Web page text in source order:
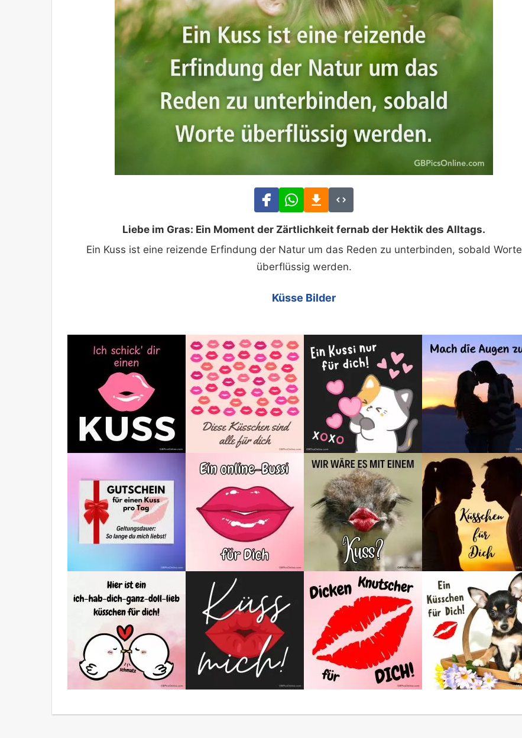
Liebe im Gras: Ein Moment der Zärtlichkeit fernab der Hektik des Alltags.
Ein Kuss ist eine reizende Erfindung der Natur um das Reden zu unterbinden, sobald Worte
überflüssig werden.
Küsse Bilder